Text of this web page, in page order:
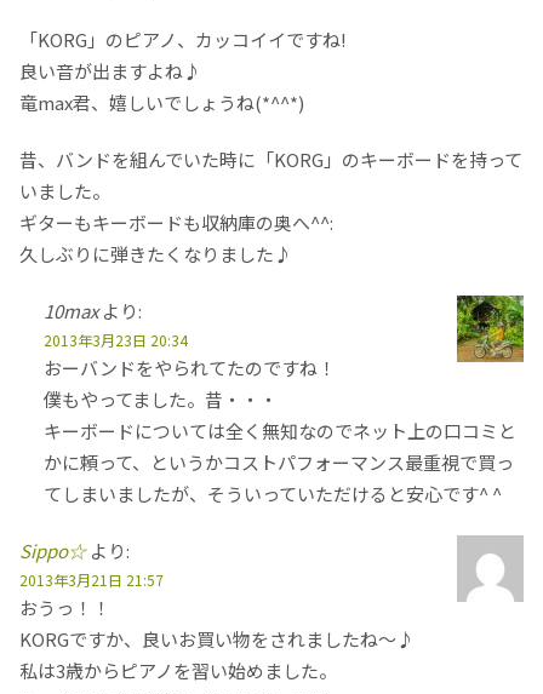
「KORG」のピアノ、カッコイイですね!
良い音が出ますよね♪
竜max君、嬉しいでしょうね(*^^*)
昔、バンドを組んでいた時に「KORG」のキーボードを持って
いました。
ギターもキーボードも収納庫の奥へ^^:
久しぶりに弾きたくなりました♪
10max より:
2013年3月23日 20:34
おーバンドをやられてたのですね！
僕もやってました。昔・・・
キーボードについては全く無知なのでネット上の口コミと
かに頼って、というかコストパフォーマンス最重視で買っ
てしまいましたが、そういっていただけると安心です^ ^
Sippo☆ より:
2013年3月21日 21:57
おうっ！！
KORGですか、良いお買い物をされましたね～♪
私は3歳からピアノを習い始めました。